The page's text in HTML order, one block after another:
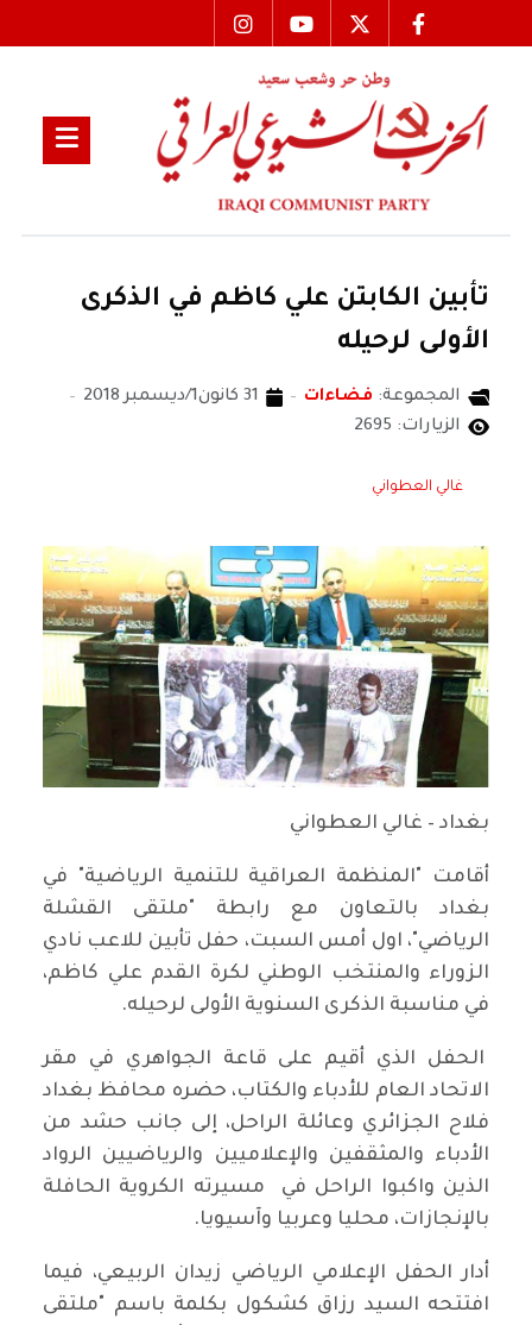
تأبين الكابتن علي كاظم في الذكرى
الأولى لرحيله
المجموعة: فضاءات
31 كانون1/ديسمبر 2018
الزيارات: 2695
غالي العطواني
بغداد – غالي العطواني
أقامت "المنظمة العراقية للتنمية الرياضية" في
بغداد بالتعاون مع رابطة "ملتقى القشلة
الرياضي"، اول أمس السبت، حفل تأبين للاعب نادي
الزوراء والمنتخب الوطني لكرة القدم علي كاظم،
في مناسبة الذكرى السنوية الأولى لرحيله.
الحفل الذي أقيم على قاعة الجواهري في مقر
الاتحاد العام للأدباء والكتاب، حضره محافظ بغداد
فلاح الجزائري وعائلة الراحل، إلى جانب حشد من
الأدباء والمثقفين والإعلاميين والرياضيين الرواد
الذين واكبوا الراحل في مسيرته الكروية الحافلة
بالإنجازات، محليا وعربيا وآسيويا.
أدار الحفل الإعلامي الرياضي زيدان الربيعي، فيما
افتتحه السيد رزاق كشكول بكلمة باسم "ملتقى